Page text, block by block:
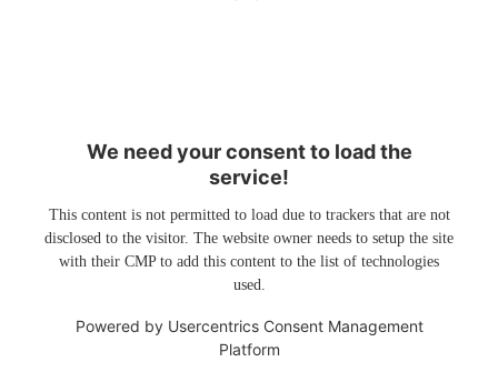
We need your consent to load the
service!
This content is not permitted to load due to trackers that are not
disclosed to the visitor. The website owner needs to setup the site
with their CMP to add this content to the list of technologies
used.
Powered by Usercentrics Consent Management
Platform